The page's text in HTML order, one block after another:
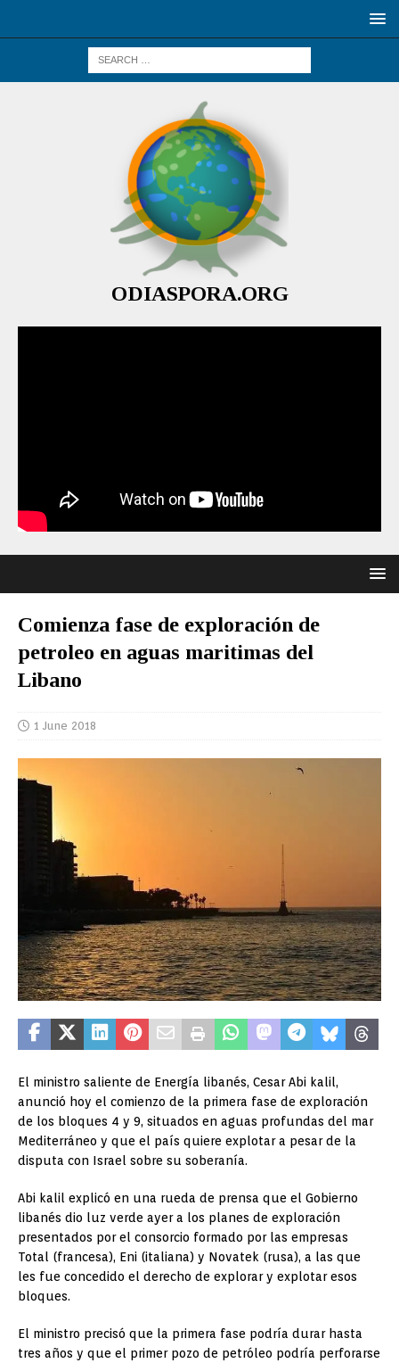
ODIASPORA.ORG
Comienza fase de exploración de
petroleo en aguas maritimas del
Libano
1 June 2018
El ministro saliente de Energía libanés, Cesar Abi kalil,
anunció hoy el comienzo de la primera fase de exploración
de los bloques 4 y 9, situados en aguas profundas del mar
Mediterráneo y que el país quiere explotar a pesar de la
disputa con Israel sobre su soberanía.
Abi kalil explicó en una rueda de prensa que el Gobierno
libanés dio luz verde ayer a los planes de exploración
presentados por el consorcio formado por las empresas
Total (francesa), Eni (italiana) y Novatek (rusa), a las que
les fue concedido el derecho de explorar y explotar esos
bloques.
El ministro precisó que la primera fase podría durar hasta
tres años y que el primer pozo de petróleo podría perforarse